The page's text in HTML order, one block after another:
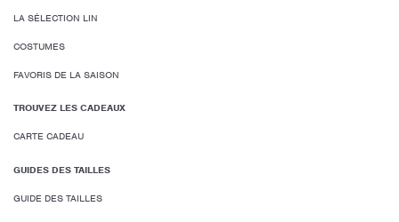
LA SÉLECTION LIN
COSTUMES
FAVORIS DE LA SAISON
TROUVEZ LES CADEAUX
CARTE CADEAU
GUIDES DES TAILLES
GUIDE DES TAILLES